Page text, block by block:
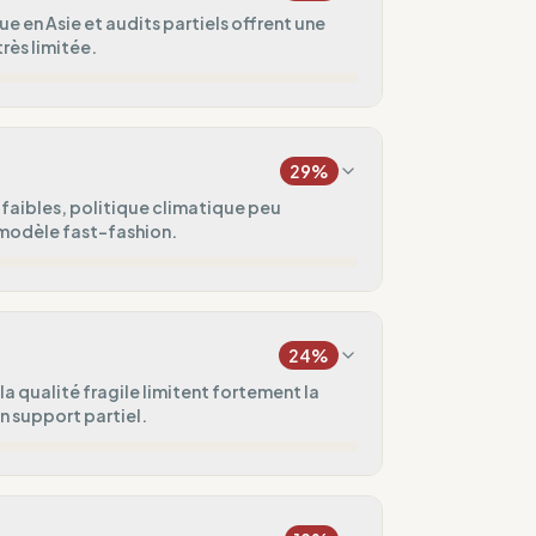
en Asie et audits partiels offrent une
limitée.
29%
faibles, politique climatique peu
fast-fashion.
24%
la qualité fragile limitent fortement la
support partiel.